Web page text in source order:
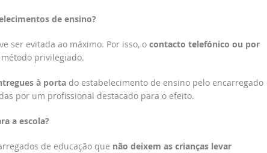
de ensino?
ser evitada ao máximo. Por isso, ocontacto telefónico ou por
privilegiado.
à portado estabelecimento de ensino pelo encarregado
por um profissional destacado para o efeito.
a escola?
de educação que não deixem as crianças levar